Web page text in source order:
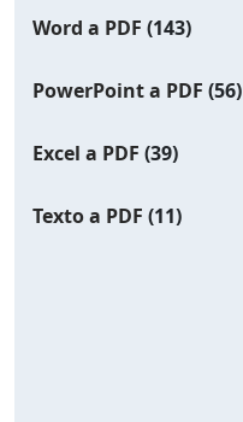
Word a PDF (143)
PowerPoint a PDF (56)
Excel a PDF (39)
Texto a PDF (11)